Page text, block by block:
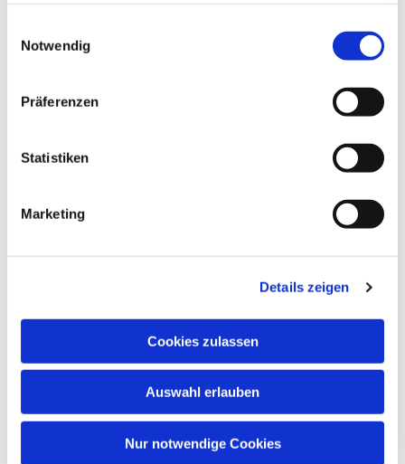
Notwendig
Präferenzen
Statistiken
Marketing
Details zeigen
Cookies zulassen
Auswahl erlauben
Nur notwendige Cookies